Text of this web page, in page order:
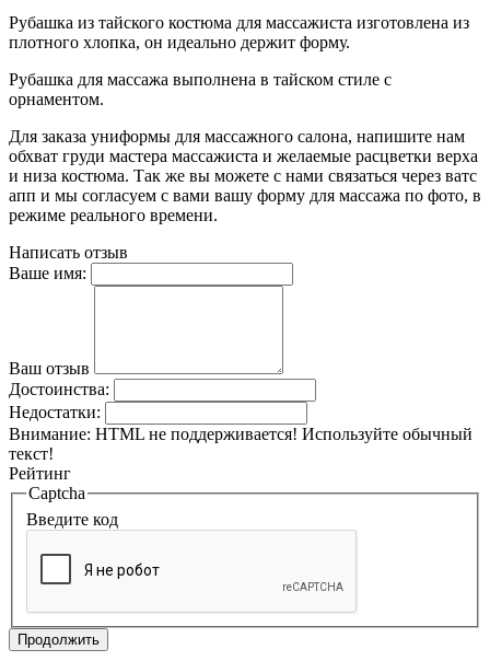
Рубашка из тайского костюма для массажиста изготовлена из
плотного хлопка, он идеально держит форму.
Рубашка для массажа выполнена в тайском стиле с
орнаментом.
Для заказа униформы для массажного салона, напишите нам
обхват груди мастера массажиста и желаемые расцветки верха
и низа костюма. Так же вы можете с нами связаться через ватс
апп и мы согласуем с вами вашу форму для массажа по фото, в
режиме реального времени.
Написать отзыв
Ваше имя:
Ваш отзыв
Достоинства:
Недостатки:
Внимание: HTML не поддерживается! Используйте обычный
текст!
Рейтинг
Captcha
Введите код
Продолжить